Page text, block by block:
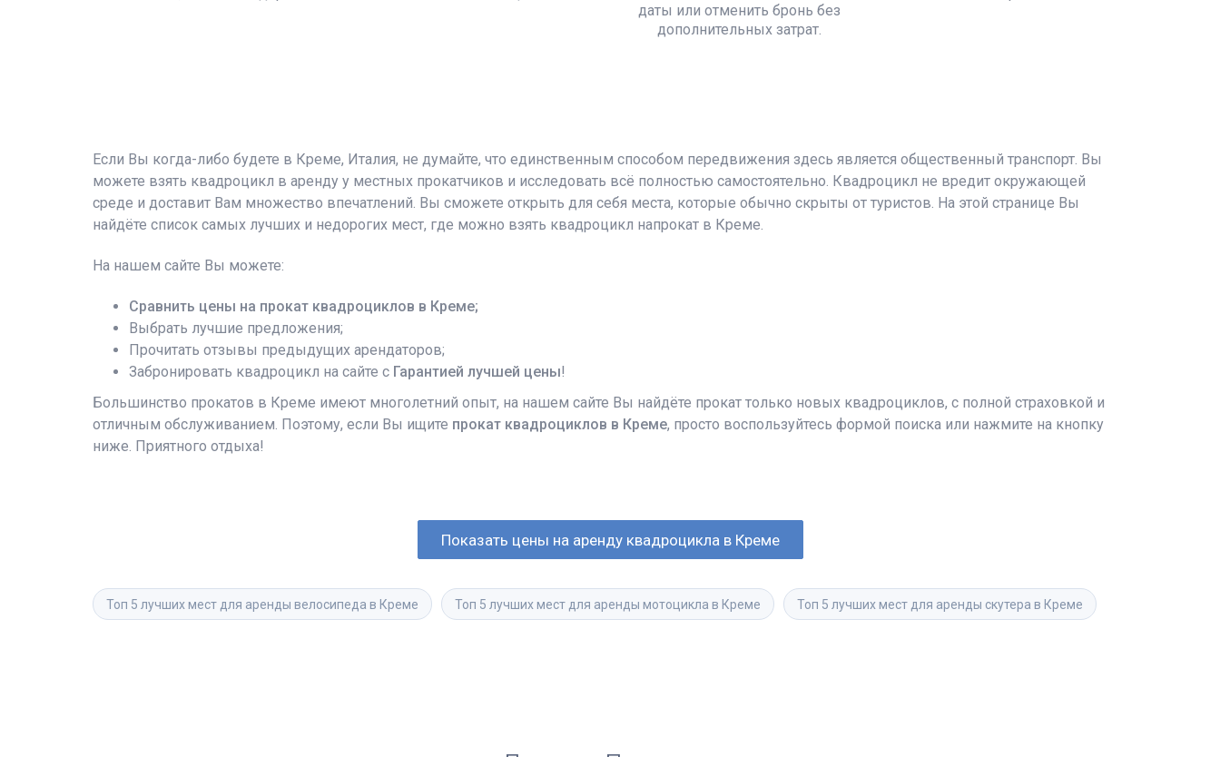
даты или отменить бронь без
дополнительных затрат.
Если Вы когда-либо будете в Креме, Италия, не думайте, что единственным способом передвижения здесь является общественный транспорт. Вы
можете взять квадроцикл в аренду у местных прокатчиков и исследовать всё полностью самостоятельно. Квадроцикл не вредит окружающей
среде и доставит Вам множество впечатлений. Вы сможете открыть для себя места, которые обычно скрыты от туристов. На этой странице Вы
найдёте список самых лучших и недорогих мест, где можно взять квадроцикл напрокат в Креме.
На нашем сайте Вы можете:
Сравнить цены на прокат квадроциклов в Креме;
Выбрать лучшие предложения;
Прочитать отзывы предыдущих арендаторов;
Забронировать квадроцикл на сайте с Гарантией лучшей цены!
Большинство прокатов в Креме имеют многолетний опыт, на нашем сайте Вы найдёте прокат только новых квадроциклов, с полной страховкой и
отличным обслуживанием. Поэтому, если Вы ищите прокат квадроциклов в Креме, просто воспользуйтесь формой поиска или нажмите на кнопку
ниже. Приятного отдыха!
Показать цены на аренду квадроцикла в Креме
Топ 5 лучших мест для аренды велосипеда в Креме Топ 5 лучших мест для аренды мотоцикла в Креме Топ 5 лучших мест для аренды скутера в Креме